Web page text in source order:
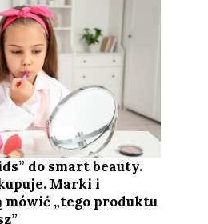
do smart beauty.
Marki i
mówić „tego produktu